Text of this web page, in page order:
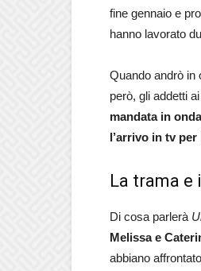
fine gennaio e
hanno lavorato
Quando andrò in
però, gli addetti
mandata in
l’arrivo in tv per
La trama e
Di cosa parlerà
Melissa e
abbiano